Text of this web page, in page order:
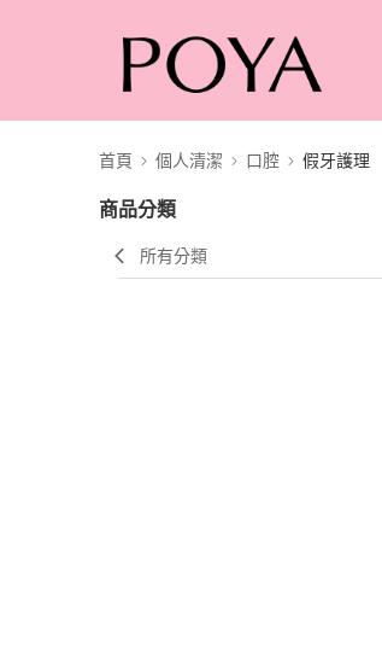
首頁 個人清潔 口腔 假牙護理
商品分類
所有分類